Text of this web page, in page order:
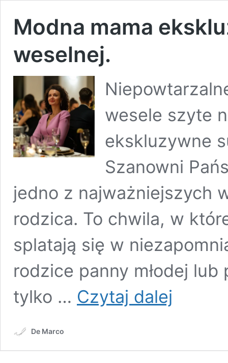
Modna mama
weselnej.
wesele szyte
ekskluzywne
Szanowni
jedno z najważniejszych
rodzica. To chwila, w
splatają się w
rodzice panny młodej lub
tylko … Czytaj dalej
weselnej.
De Marco